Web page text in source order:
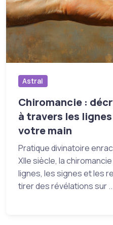
Astral
Chiromancie :
à travers les
votre main
Pratique divinatoire
XIIe siècle, la
lignes, les signes et les
tirer des révélations sur